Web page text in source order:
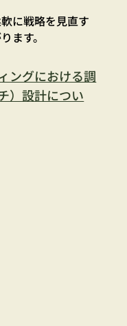
に戦略を見直す
ます。
ングにおける調
）設計につい